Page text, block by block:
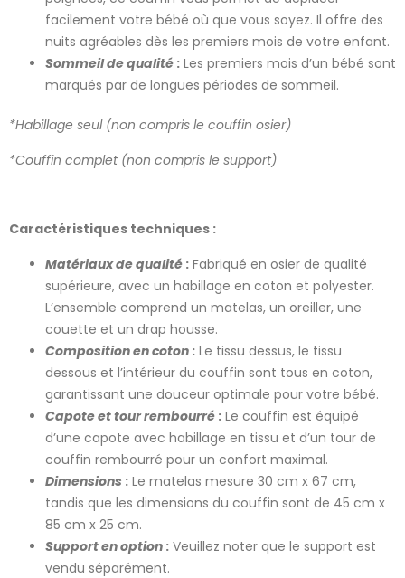
facilement votre bébé où que vous soyez. Il offre des
nuits agréables dès les premiers mois de votre enfant.
Sommeil de qualité : Les premiers mois d’un bébé sont
marqués par de longues périodes de sommeil.
*Habillage seul (non compris le couffin osier)
*Couffin complet (non compris le support)
Caractéristiques techniques :
Matériaux de qualité : Fabriqué en osier de qualité
supérieure, avec un habillage en coton et polyester.
L’ensemble comprend un matelas, un oreiller, une
couette et un drap housse.
Composition en coton : Le tissu dessus, le tissu
dessous et l’intérieur du couffin sont tous en coton,
garantissant une douceur optimale pour votre bébé.
Capote et tour rembourré : Le couffin est équipé
d’une capote avec habillage en tissu et d’un tour de
couffin rembourré pour un confort maximal.
Dimensions : Le matelas mesure 30 cm x 67 cm,
tandis que les dimensions du couffin sont de 45 cm x
85 cm x 25 cm.
Support en option : Veuillez noter que le support est
vendu séparément.